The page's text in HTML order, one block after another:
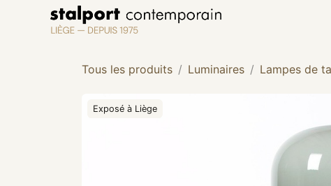
Se rendre au contenu
Tous les produits Luminaires Lampes de
Exposé à Liège
Exposé à Liège